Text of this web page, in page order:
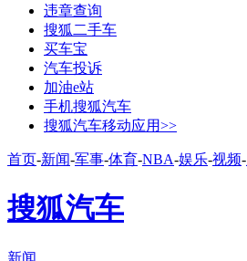
违章查询
搜狐二手车
买车宝
汽车投诉
加油e站
手机搜狐汽车
搜狐汽车移动应用>>
首页-新闻-军事-体育-NBA-娱乐-视频-
搜狐汽车
新闻